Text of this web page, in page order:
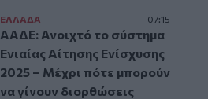
ΕΛΛAΔΑ 07:15
ΑΑΔΕ: Ανοιχτό το σύστημα
Ενιαίας Αίτησης Ενίσχυσης
2025 – Μέχρι πότε μπορούν
να γίνουν διορθώσεις